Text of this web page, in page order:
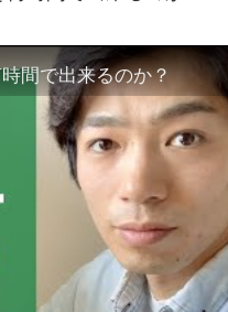
間で出来るのか？